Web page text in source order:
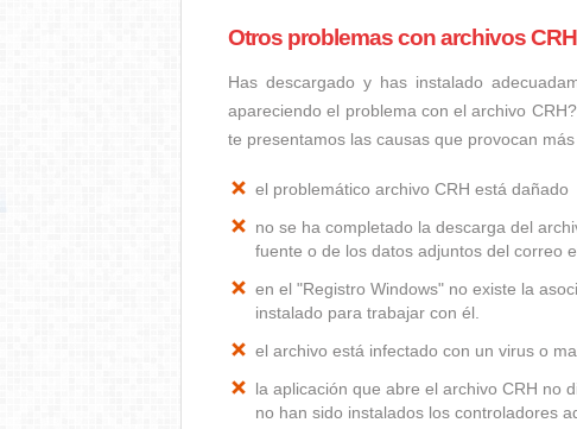
Otros problemas con archivos CRH
Has descargado y has instalado
apareciendo el problema con el archivo
te presentamos las causas que provocan
el problemático archivo CRH está dañado
no se ha completado la descarga del
fuente o de los datos adjuntos del correo
en el "Registro Windows" no existe la
instalado para trabajar con él.
el archivo está infectado con un virus o
la aplicación que abre el archivo CRH no
no han sido instalados los controladores